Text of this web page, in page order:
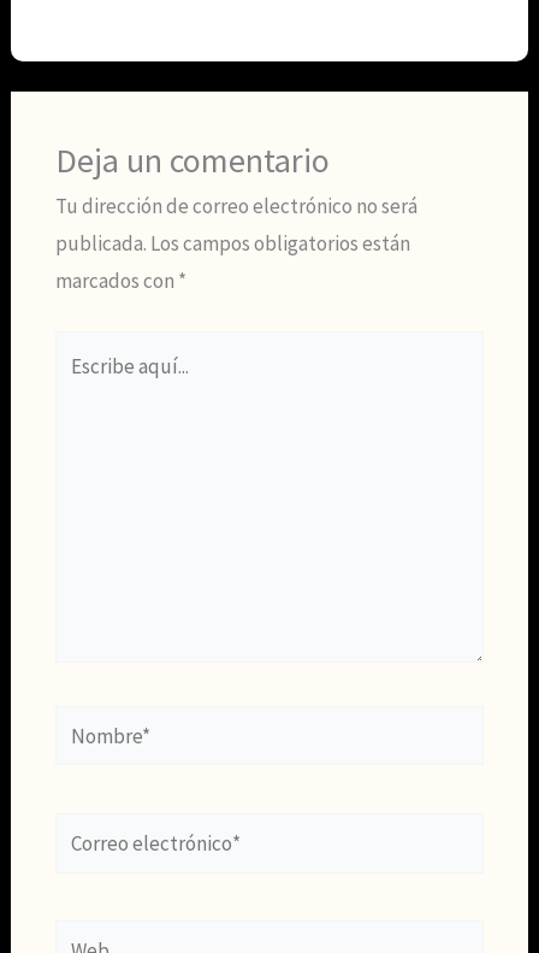
Deja un comentario
Tu dirección de correo electrónico no será
publicada. Los campos obligatorios están
marcados con *
Nombre*
Correo
Web